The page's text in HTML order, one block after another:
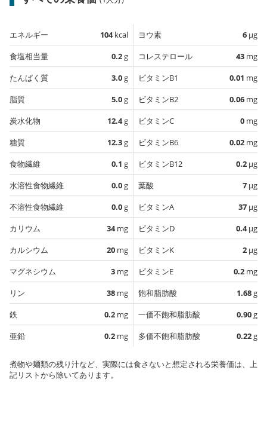
エネルギー 104kcal
食塩相当量
0.2g
たんぱく質
3.0g
脂質
5.0g
炭水化物
12.4g
糖質
12.3g
食物繊維
0.1 g
水溶性食物繊維
0.0g
不溶性食物繊維
0.0g
カリウム
34mg
カルシウム
20 mg
マグネシウム
3 mg
リン
38 mg
鉄
0.2 mg
亜鉛
0.2 mg
ヨウ素 6 µg
コレステロール
43 mg
ビタミンB1
0.01 mg
ビタミンB2
0.06 mg
ビタミンC
0 mg
ビタミンB6
0.02 mg
ビタミンB12
0.2 µg
葉酸
7 µg
ビタミンA
37 µg
ビタミンD
0.4µg
ビタミンK
2 µg
ビタミンE
0.2 mg
飽和脂肪酸
1.68g
一価不飽和脂肪酸
0.90g
多価不飽和脂肪酸
0.22g
煮物や麺類の残り汁など、実際には食さないと想定される栄養価は、上
記リストから除いてあります。